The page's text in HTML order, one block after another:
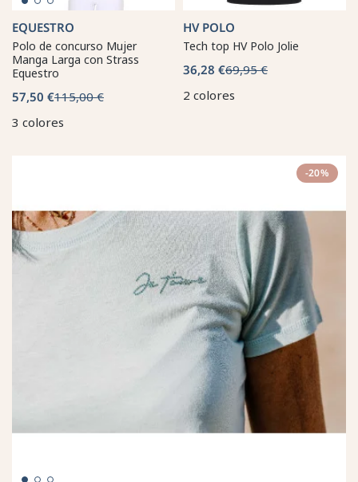
EQUESTRO
Polo de concurso Mujer
Manga Larga con Strass
Equestro
57,50 €115,00 €
3 colores
HV POLO
Tech top HV Polo Jolie
36,28 €69,95 €
2 colores
-20%